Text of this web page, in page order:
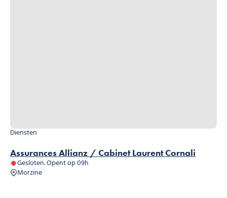
Assurances Allianz / Cabinet Laurent Cornali
Diensten
Gesloten. Opent op 09h
Morzine